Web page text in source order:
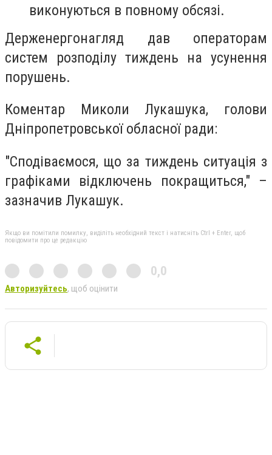
виконуються в повному обсязі.
Держенергонагляд дав операторам
систем розподілу тиждень на усунення
порушень.
Коментар Миколи Лукашука, голови
Дніпропетровської обласної ради:
"Сподіваємося, що за тиждень ситуація з
графіками відключень покращиться," –
зазначив Лукашук.
Якщо ви помітили помилку, виділіть необхідний текст і натисніть Ctrl + Enter, щоб
повідомити про це редакцію
0,0
Авторизуйтесь, щоб оцінити